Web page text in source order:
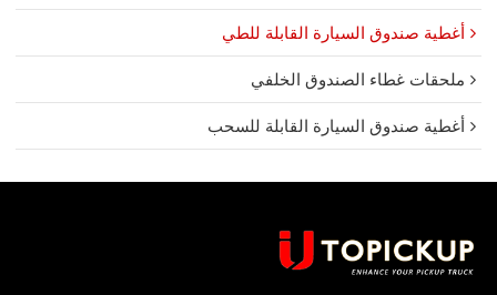
أغطية صندوق السيارة القابلة للطي
ملحقات غطاء الصندوق الخلفي
أغطية صندوق السيارة القابلة للسحب